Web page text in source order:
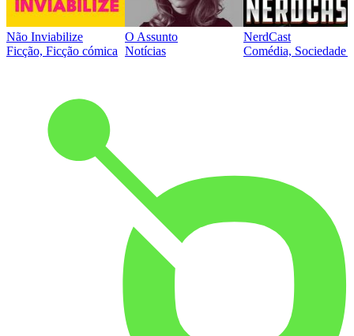
Não Inviabilize
Ficção, Ficção cómica
O Assunto
Notícias
NerdCast
Comédia, Sociedade